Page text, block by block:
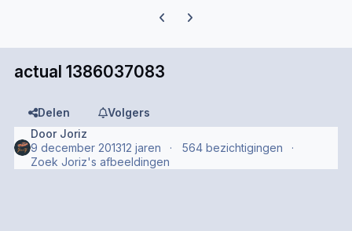
Previous carousel slide
Next carousel slide
actual 1386037083
Delen
Volgers
Door Joriz
9 december 201312 jaren
564 bezichtigingen
Zoek Joriz's afbeeldingen